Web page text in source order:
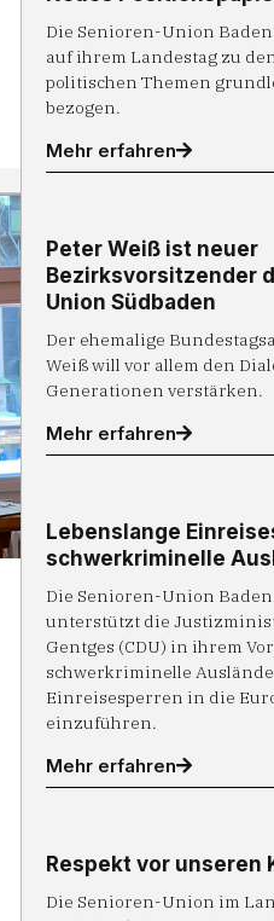
Die Senioren-Union
auf ihrem Landestag zu
politischen Themen
bezogen.
Mehr erfahren
Peter Weiß ist neuer
Bezirksvorsitzender
Union Südbaden
Der ehemalige
Weiß will vor allem den
Generationen verstärken.
Mehr erfahren
Lebenslange
schwerkriminelle
Die Senioren-Union
unterstützt die
Gentges (CDU) in ihrem
schwerkriminelle
Einreisesperren in die
einzuführen.
Mehr erfahren
Respekt vor unseren
Die Senioren-Union im